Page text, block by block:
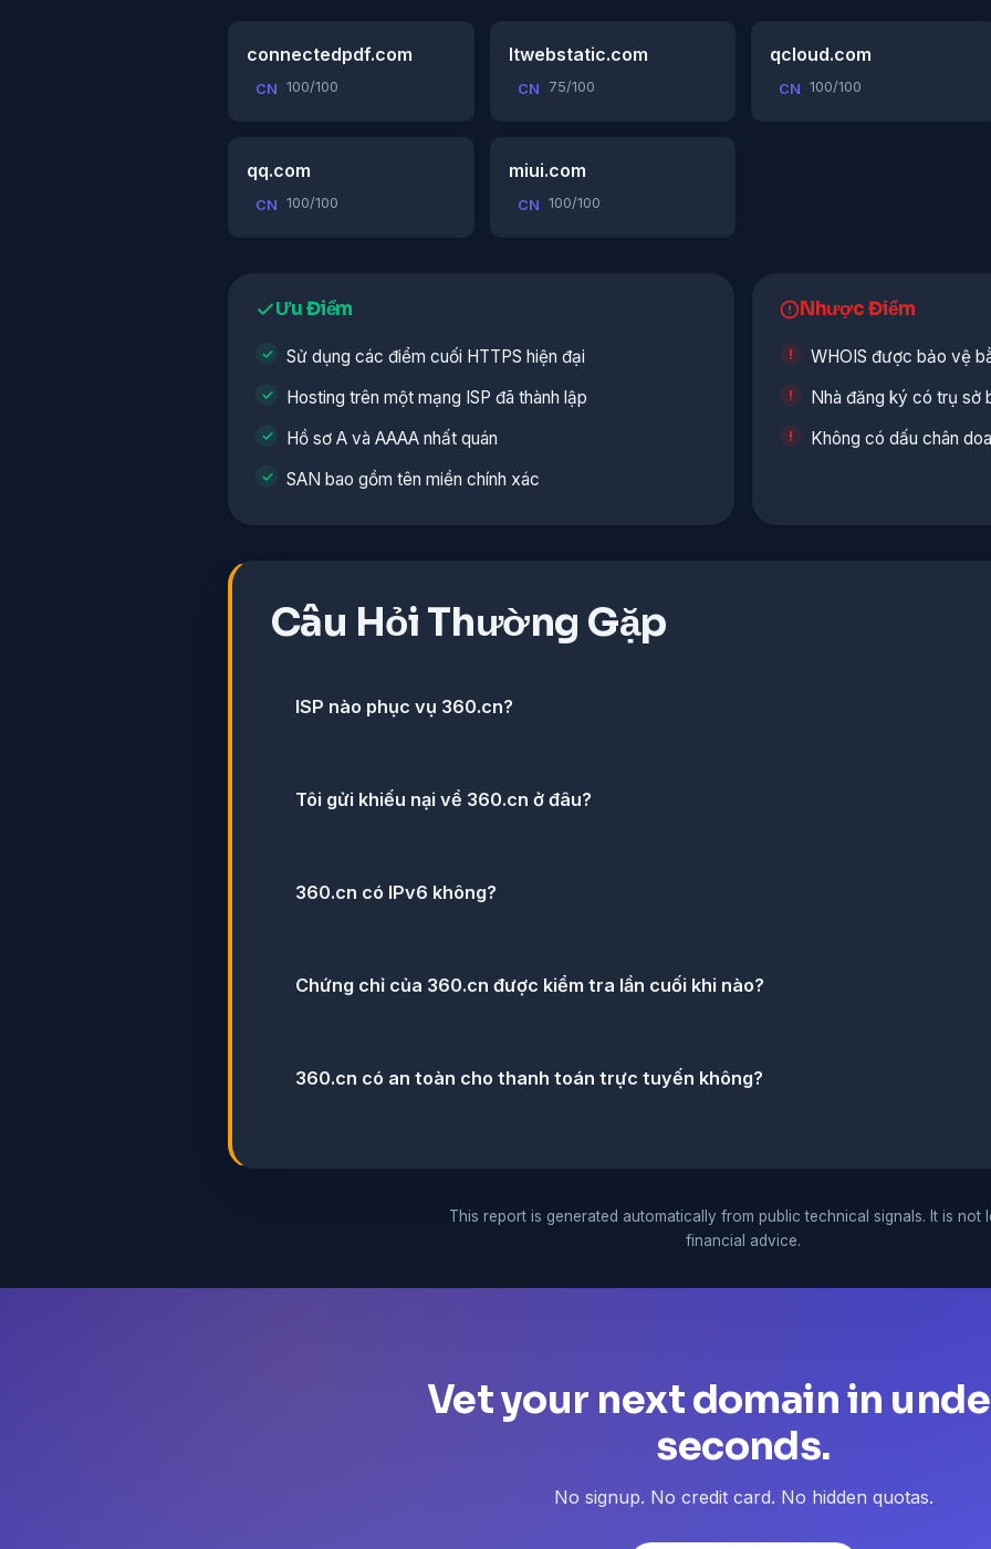
connectedpdf.com
CN 100/100
ltwebstatic.com
CN 75/100
qcloud.com
CN 100/100
qq.com
CN 100/100
miui.com
CN 100/100
Ưu Điểm
Sử dụng các điểm cuối HTTPS hiện đại
Hosting trên một mạng ISP đã thành lập
Hồ sơ A và AAAA nhất quán
SAN bao gồm tên miền chính xác
Nhược Điểm
WHOIS được bảo vệ
Nhà đăng ký có trụ sở
Không có dấu chân
Câu Hỏi Thường Gặp
ISP nào phục vụ 360.cn?
Tôi gửi khiếu nại về 360.cn ở đâu?
360.cn có IPv6 không?
Chứng chỉ của 360.cn được kiểm tra lần cuối khi nào?
360.cn có an toàn cho thanh toán trực tuyến không?
This report is generated automatically from public technical signals. It is not
financial advice.
Vet your next domain in
seconds.
No signup. No credit card. No hidden quotas.